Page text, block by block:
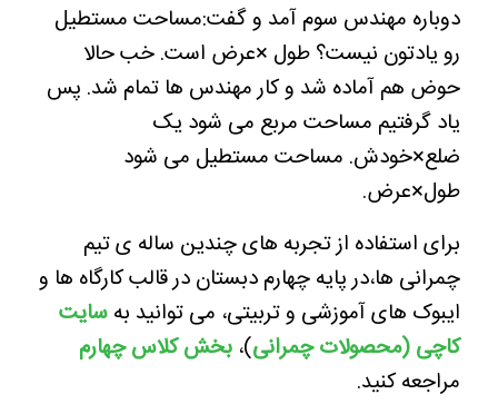
دوباره مهندس سوم آمد و گفت:مساحت مستطیل
رو یادتون نیست؟ طول ×عرض است. خب حالا
حوض هم آماده شد و کار مهندس ها تمام شد. پس
یاد گرفتیم مساحت مربع می شود یک
ضلع×خودش. مساحت مستطیل می شود
طول×عرض.
برای استفاده از تجربه های چندین ساله ی تیم
چمرانی ها،در پایه چهارم دبستان در قالب کارگاه ها و
ایبوک های آموزشی و تربیتی، می توانید بهسایت
کاچی (محصولات چمرانی)، بخش کلاس چهارم
مراجعه کنید.